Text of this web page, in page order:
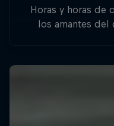
Horas y horas de
los amantes